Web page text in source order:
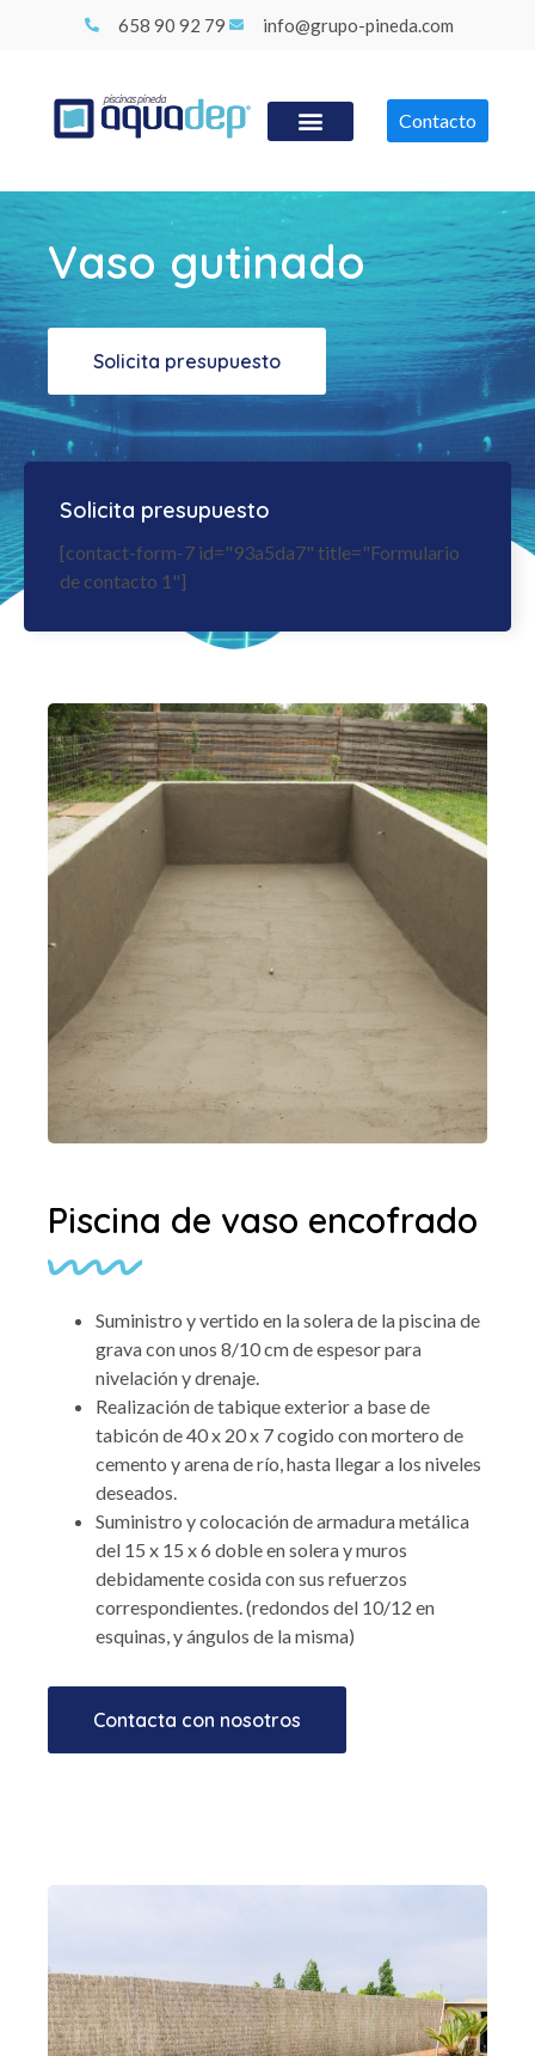
658 90 92 79 info@grupo-pineda.com
Contacto
Vaso gutinado
Solicita presupuesto
Solicita presupuesto
[contact-form-7 id="93a5da7" title="Formulario
de contacto 1"]
Piscina de vaso encofrado
Suministro y vertido en la solera de la piscina de
grava con unos 8/10 cm de espesor para
nivelación y drenaje.
Realización de tabique exterior a base de
tabicón de 40 x 20 x 7 cogido con mortero de
cemento y arena de río, hasta llegar a los niveles
deseados.
Suministro y colocación de armadura metálica
del 15 x 15 x 6 doble en solera y muros
debidamente cosida con sus refuerzos
correspondientes. (redondos del 10/12 en
esquinas, y ángulos de la misma)
Contacta con nosotros